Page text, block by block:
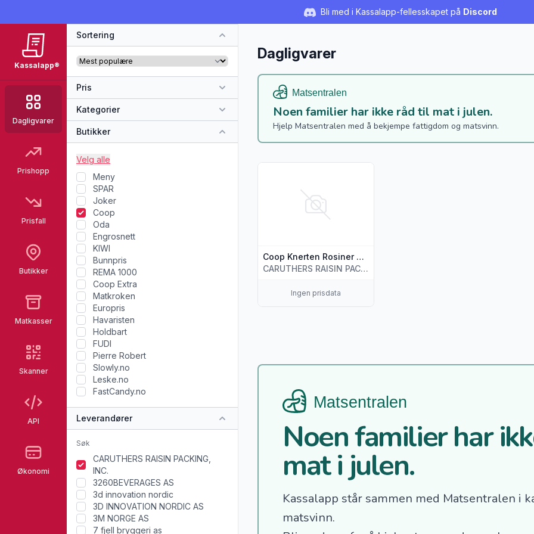
Bli med i Kassalapp-fellesskapet på Discord
Kassalapp®
Dagligvarer
Prishopp
Prisfall
Butikker
Matkasser
Skanner
API
Økonomi
Sortering
Pris
Kategorier
Butikker
Velg alle
Meny
SPAR
Joker
Coop
Oda
Engrosnett
KIWI
Bunnpris
REMA 1000
Coop Extra
Matkroken
Europris
Havaristen
Holdbart
FUDI
Pierre Robert
Slowly.no
Leske.no
FastCandy.no
Leverandører
CARUTHERS RAISIN PACKING,
INC.
3260BEVERAGES AS
3d innovation nordic
3D INNOVATION NORDIC AS
3M NORGE AS
7 fjell bryggeri as
Dagligvarer
Noen familier har ikke råd til mat i julen.
Hjelp Matsentralen med å bekjempe fattigdom og matsvinn.
Coop Knerten Rosiner 6pk 252g
CARUTHERS RAISIN PACKING, INC.
Ingen prisdata
Noen familier har
mat i julen.
Kassalapp står sammen med Matsentralen i
matsvinn.